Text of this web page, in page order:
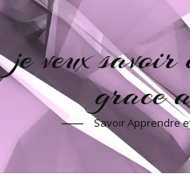
je veux
grace
Savoir Apprendre